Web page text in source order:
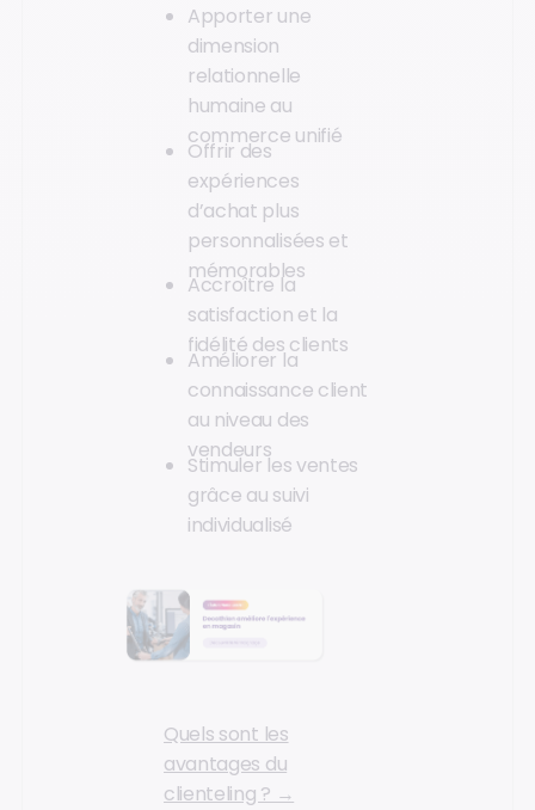
Apporter une
dimension
relationnelle
humaine au
commerce unifié
Offrir des
expériences
d’achat plus
personnalisées et
mémorables
Accroître la
satisfaction et la
fidélité des clients
Améliorer la
connaissance client
au niveau des
vendeurs
Stimuler les ventes
grâce au suivi
individualisé
Quels sont les
avantages du
clienteling ? →